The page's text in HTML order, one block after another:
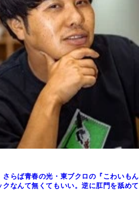
さらば青春の光・東ブクロの『こわいもん
クなんて無くてもいい。逆に肛門を舐めて